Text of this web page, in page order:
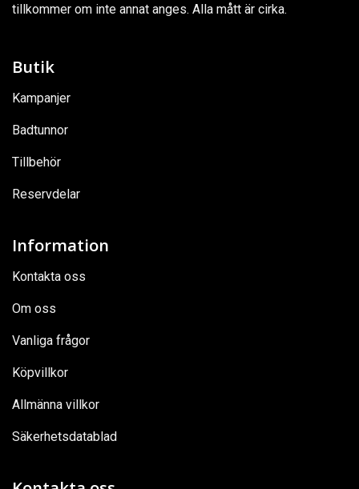
tillkommer om inte annat anges. Alla mått är cirka.
Butik
Kampanjer
Badtunnor
Tillbehör
Reservdelar
Information
Kontakta oss
Om oss
Vanliga frågor
Köpvillkor
Allmänna villkor
Säkerhetsdatablad